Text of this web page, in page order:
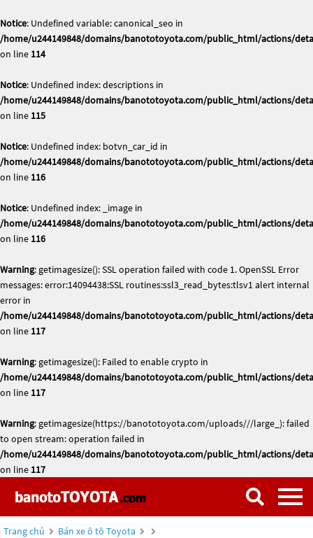
Notice: Undefined variable: canonical_seo in
/home/u244149848/domains/banototoyota.com/public_html/actions/
on line 114
Notice: Undefined index: descriptions in
/home/u244149848/domains/banototoyota.com/public_html/actions/
on line 115
Notice: Undefined index: botvn_car_id in
/home/u244149848/domains/banototoyota.com/public_html/actions/
on line 116
Notice: Undefined index: _image in
/home/u244149848/domains/banototoyota.com/public_html/actions/
on line 116
Warning: getimagesize(): SSL operation failed with code 1. OpenSSL Error
messages: error:14094438:SSL routines:ssl3_read_bytes:tlsv1 alert internal
error in
/home/u244149848/domains/banototoyota.com/public_html/actions/
on line 117
Warning: getimagesize(): Failed to enable crypto in
/home/u244149848/domains/banototoyota.com/public_html/actions/
on line 117
Warning: getimagesize(https://banototoyota.com/uploads///large_): failed
to open stream: operation failed in
/home/u244149848/domains/banototoyota.com/public_html/actions/
on line 117
Trang chủ Bán xe ô tô Toyota